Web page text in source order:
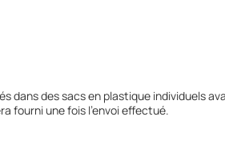
dans des sacs en plastique individuels
fourni une fois l'envoi effectué.